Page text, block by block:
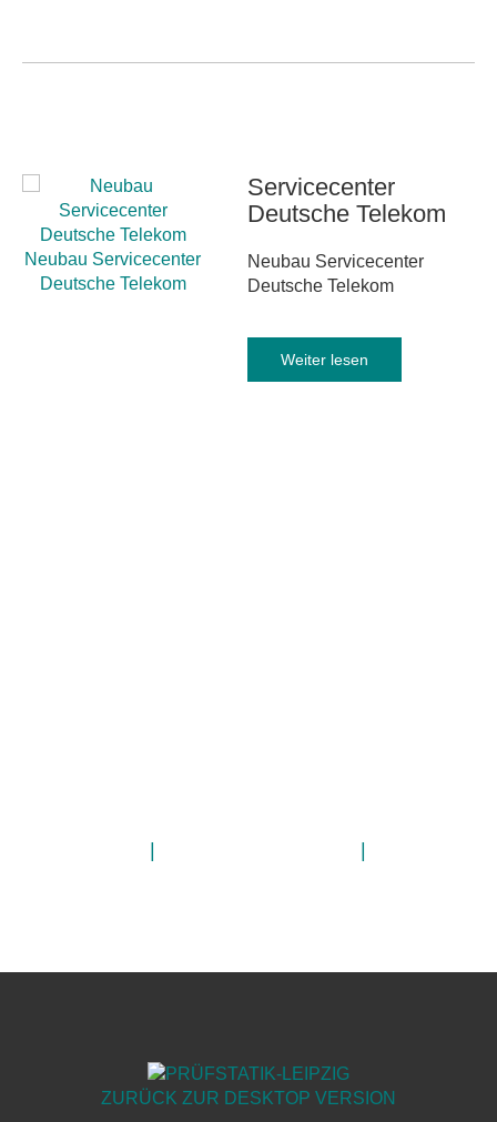
Neubau Servicecenter
Deutsche Telekom
Servicecenter
Deutsche Telekom
Neubau Servicecenter
Deutsche Telekom
Weiter lesen
| |
ZURÜCK ZUR DESKTOP VERSION